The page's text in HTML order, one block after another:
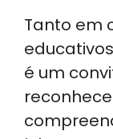
Tanto em
é um